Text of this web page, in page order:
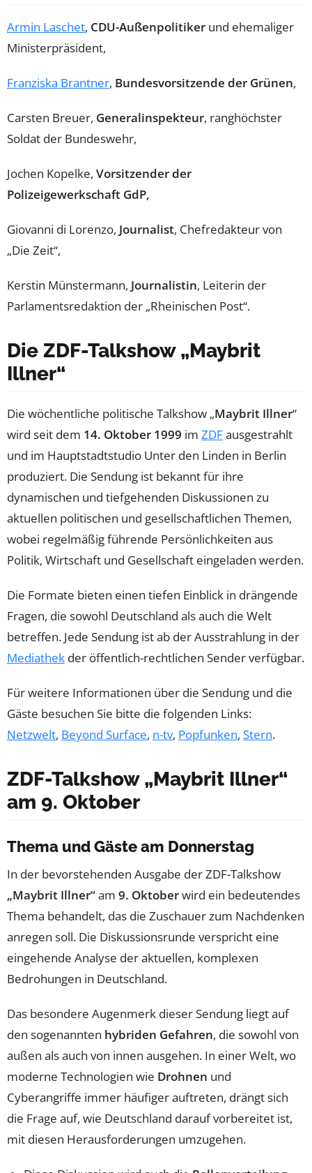
Armin Laschet, CDU-Außenpolitiker und ehemaliger
Ministerpräsident,
Franziska Brantner, Bundesvorsitzende der Grünen,
Carsten Breuer, Generalinspekteur, ranghöchster
Soldat der Bundeswehr,
Jochen Kopelke, Vorsitzender der
Polizeigewerkschaft GdP,
Giovanni di Lorenzo, Journalist, Chefredakteur von
„Die Zeit“,
Kerstin Münstermann, Journalistin, Leiterin der
Parlamentsredaktion der „Rheinischen Post“.
Die ZDF-Talkshow „Maybrit
Illner“
Die wöchentliche politische Talkshow „Maybrit Illner“
wird seit dem 14. Oktober 1999 im ZDFausgestrahlt
und im Hauptstadtstudio Unter den Linden in Berlin
produziert. Die Sendung ist bekannt für ihre
dynamischen und tiefgehenden Diskussionen zu
aktuellen politischen und gesellschaftlichen Themen,
wobei regelmäßig führende Persönlichkeiten aus
Politik, Wirtschaft und Gesellschaft eingeladen werden.
Die Formate bieten einen tiefen Einblick in drängende
Fragen, die sowohl Deutschland als auch die Welt
betreffen. Jede Sendung ist ab der Ausstrahlung in der
Mediathek der öffentlich-rechtlichen Sender verfügbar.
Für weitere Informationen über die Sendung und die
Gäste besuchen Sie bitte die folgenden Links:
Netzwelt, Beyond Surface, n-tv, Popfunken, Stern.
ZDF-Talkshow „Maybrit Illner“
am 9. Oktober
Thema und Gäste am Donnerstag
In der bevorstehenden Ausgabe der ZDF-Talkshow
„Maybrit Illner“am 9. Oktoberwird ein bedeutendes
Thema behandelt, das die Zuschauer zum Nachdenken
anregen soll. Die Diskussionsrunde verspricht eine
eingehende Analyse der aktuellen, komplexen
Bedrohungen in Deutschland.
Das besondere Augenmerk dieser Sendung liegt auf
den sogenannten hybriden Gefahren, die sowohl von
außen als auch von innen ausgehen. In einer Welt, wo
moderne Technologien wie Drohnen und
Cyberangriffe immer häufiger auftreten, drängt sich
die Frage auf, wie Deutschland darauf vorbereitet ist,
mit diesen Herausforderungen umzugehen.